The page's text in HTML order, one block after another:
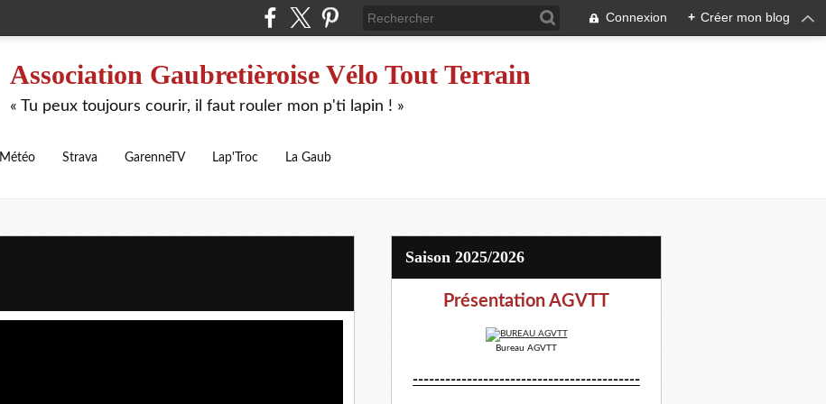
Connexion + Créer mon blog
Association Gaubretièroise Vélo Tout Terrain
« Tu peux toujours courir, il faut rouler mon p'ti lapin ! »
Météo Strava GarenneTV Lap'Troc La Gaub
Saison 2025/2026
Présentation AGVTT
Bureau AGVTT
------------------------------------------